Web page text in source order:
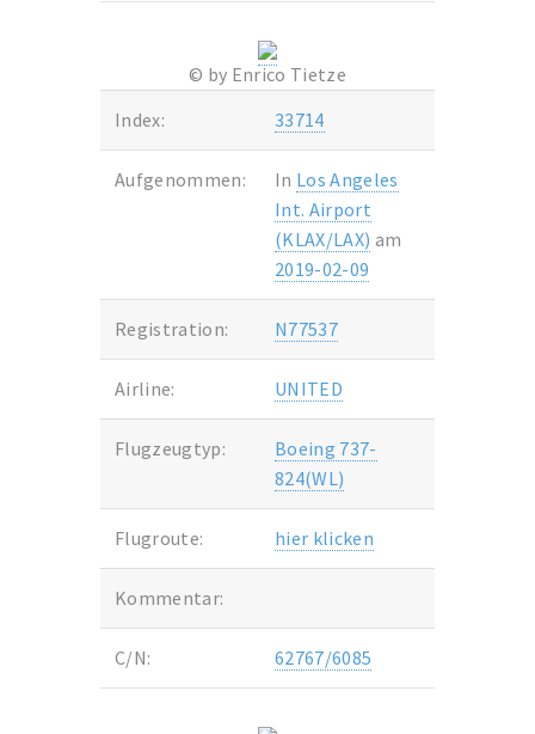
© by Enrico Tietze
Index:
33714
Aufgenommen: In Los Angeles
Int. Airport
(KLAX/LAX) am
2019-02-09
Registration: N77537
Airline: UNITED
Flugzeugtyp:
Boeing 737-
824(WL)
Flugroute: hier klicken
Kommentar:
C/N: 62767/6085